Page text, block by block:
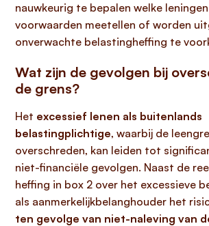
nauwkeurig te bepalen welke
voorwaarden meetellen of worden
onverwachte belastingheffing te
Wat zijn de gevolgen bij
de grens?
Het excessief lenen als buitenlands
belastingplichtige, waarbij de
overschreden, kan leiden tot
niet-financiële gevolgen. Naast de
heffing in box 2 over het excessieve
als aanmerkelijkbelanghouder het
ten gevolge van niet-naleving van